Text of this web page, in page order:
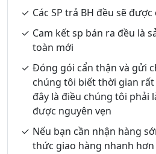
Các SP trả BH đều sẽ
Cam kết sp bán ra đều là
toàn mới
Đóng gói cẩn thận và gửi
chúng tôi biết thời gian
đây là điều chúng tôi phải
được nguyên vẹn
Nếu bạn cần nhận hàng
thức giao hàng nhanh hơn